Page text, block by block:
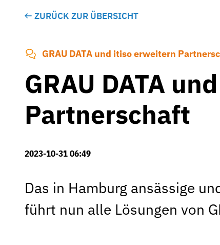
ZURÜCK ZUR ÜBERSICHT
GRAU DATA und itiso erweitern
GRAU DATA
Partnerschaft
2023-10-31 06:49
Das in Hamburg ansässige
führt nun alle Lösungen von